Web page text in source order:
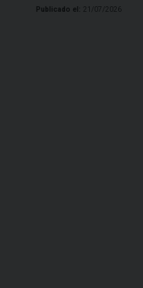
Publicado el: 21/07/2026